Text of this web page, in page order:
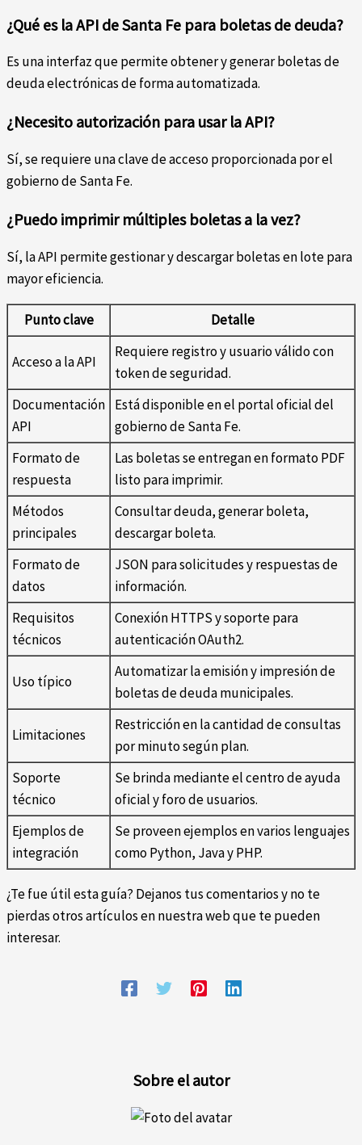
¿Qué es la API de Santa Fe para boletas de deuda?
Es una interfaz que permite obtener y generar boletas de
deuda electrónicas de forma automatizada.
¿Necesito autorización para usar la API?
Sí, se requiere una clave de acceso proporcionada por el
gobierno de Santa Fe.
¿Puedo imprimir múltiples boletas a la vez?
Sí, la API permite gestionar y descargar boletas en lote para
mayor eficiencia.
Punto clave Detalle
Acceso a la API
Requiere registro y usuario válido con
token de seguridad.
Documentación
API
Está disponible en el portal oficial del
gobierno de Santa Fe.
Formato de
respuesta
Las boletas se entregan en formato PDF
listo para imprimir.
Métodos
principales
Consultar deuda, generar boleta,
descargar boleta.
Formato de
datos
JSON para solicitudes y respuestas de
información.
Requisitos
técnicos
Conexión HTTPS y soporte para
autenticación OAuth2.
Uso típico
Automatizar la emisión y impresión de
boletas de deuda municipales.
Limitaciones
Restricción en la cantidad de consultas
por minuto según plan.
Soporte
técnico
Se brinda mediante el centro de ayuda
oficial y foro de usuarios.
Ejemplos de
integración
Se proveen ejemplos en varios lenguajes
como Python, Java y PHP.
¿Te fue útil esta guía? Dejanos tus comentarios y no te
pierdas otros artículos en nuestra web que te pueden
interesar.
Sobre el autor